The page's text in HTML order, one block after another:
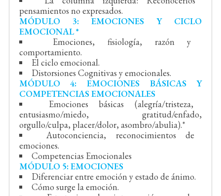
pensamientos no expresados.
MÓDULO 3: EMOCIONES Y CICLO
EMOCIONAL *
Emociones, fisiología, razón y
comportamiento.
El ciclo emocional.
Distorsiones Cognitivas y emocionales.
MÓDULO 4: EMOCIONES BÁSICAS Y
COMPETENCIAS EMOCIONALES
Emociones básicas (alegría/tristeza,
entusiasmo/miedo, gratitud/enfado,
orgullo/culpa, placer/dolor, asombro/abulia).*
Autoconciencia, reconocimientos de
emociones.
Competencias Emocionales
MÓDULO 5: EMOCIONES
Diferenciar entre emoción y estado de ánimo.
Cómo surge la emoción.